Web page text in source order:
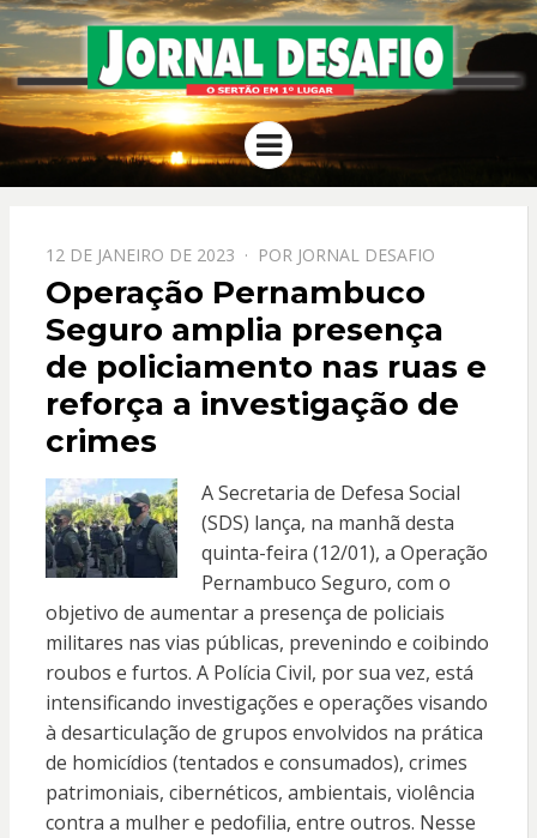
JORNAL
DESAFIO
O Sertão em 1º Lugar
Menu
PPOSTADO
EM
12 DE JANEIRO DE 2023 POR JORNAL DESAFIO
Operação Pernambuco
Seguro amplia presença
de policiamento nas ruas e
reforça a investigação de
crimes
A Secretaria de Defesa Social
(SDS) lança, na manhã desta
quinta-feira (12/01), a Operação
Pernambuco Seguro, com o
objetivo de aumentar a presença de policiais
militares nas vias públicas, prevenindo e coibindo
roubos e furtos. A Polícia Civil, por sua vez, está
intensificando investigações e operações visando
à desarticulação de grupos envolvidos na prática
de homicídios (tentados e consumados), crimes
patrimoniais, cibernéticos, ambientais, violência
contra a mulher e pedofilia, entre outros. Nesse